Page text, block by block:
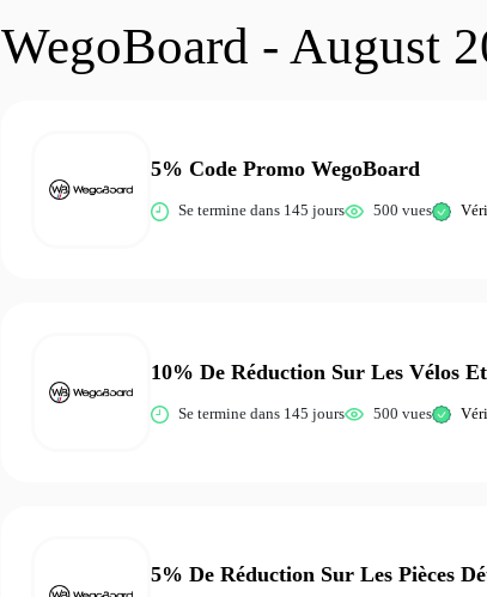
WegoBoard - August
5% Code Promo WegoBoard
Se termine dans 145 jours 500 vues
10% De Réduction Sur Les Vélos
Se termine dans 145 jours 500 vues
5% De Réduction Sur Les Pièces